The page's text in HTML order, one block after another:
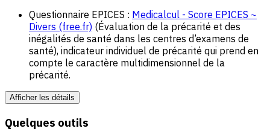
Questionnaire EPICES : Medicalcul - Score EPICES ~
Divers (free.fr) (Évaluation de la précarité et des
inégalités de santé dans les centres d’examens de
santé), indicateur individuel de précarité qui prend en
compte le caractère multidimensionnel de la
précarité.
Afficher les détails
Quelques outils